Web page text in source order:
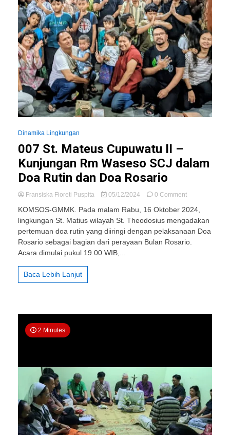
Dinamika Lingkungan
007 St. Mateus Cupuwatu II –
Kunjungan Rm Waseso SCJ dalam
Doa Rutin dan Doa Rosario
Fransiska Fioreti Puspita 05/12/2024 0 Commenton
St.
Mateus
Cupuwatu
II
Rutin
KOMSOS-GMMK. Pada malam Rabu, 16 Oktober 2024,
lingkungan St. Matius wilayah St. Theodosius mengadakan
pertemuan doa rutin yang diiringi dengan pelaksanaan Doa
Rosario sebagai bagian dari perayaan Bulan Rosario.
Acara dimulai pukul 19.00 WIB,...
Baca Lebih Lanjut
2 Minutes